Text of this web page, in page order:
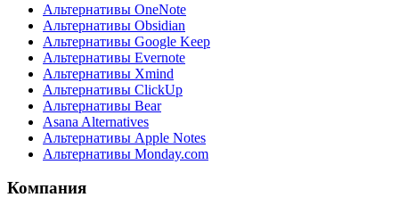
Альтернативы OneNote
Альтернативы Obsidian
Альтернативы Google Keep
Альтернативы Evernote
Альтернативы Xmind
Альтернативы ClickUp
Альтернативы Bear
Asana Alternatives
Альтернативы Apple Notes
Альтернативы Monday.com
Компания